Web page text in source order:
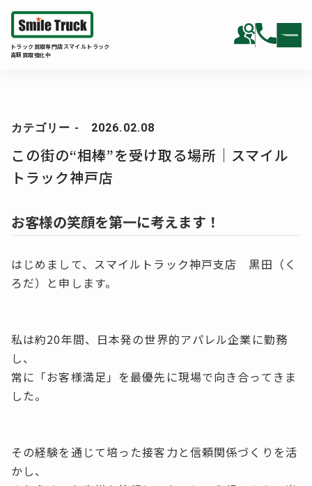
トラック買取専門店スマイルトラック
高額買取強化中
カテゴリー - 2026.02.08
この街の“相棒”を受け取る場所｜スマイル
トラック神戸店
お客様の笑顔を第一に考えます！
はじめまして、スマイルトラック神戸支店 黒田（く
ろだ）と申します。
私は約20年間、日本発の世界的アパレル企業に勤務
し、
常に「お客様満足」を最優先に現場で向き合ってきま
した。
その経験を通じて培った接客力と信頼関係づくりを活
かし、